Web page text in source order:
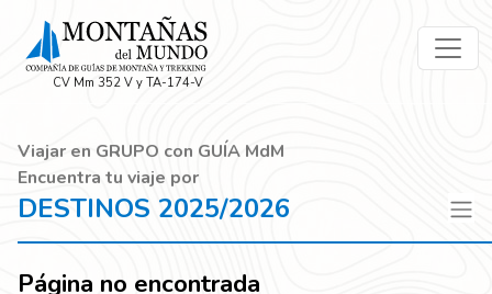
CV Mm 352 V y TA-174-V
Viajar en GRUPO con GUÍA MdM
Encuentra tu viaje por
DESTINOS 2025/2026
Página no encontrada